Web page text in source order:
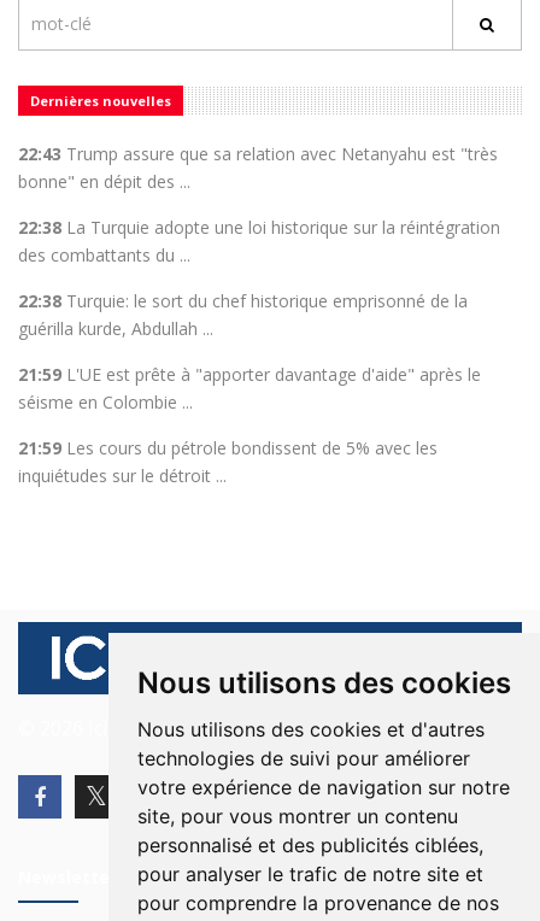
Nous utilisons des cookies
Nous utilisons des cookies et d'autres
technologies de suivi pour améliorer
votre expérience de navigation sur notre
site, pour vous montrer un contenu
personnalisé et des publicités ciblées,
pour analyser le trafic de notre site et
pour comprendre la provenance de nos
Dernières nouvelles
22:43 Trump assure que sa relation avec Netanyahu est "très
bonne" en dépit des ...
22:38 La Turquie adopte une loi historique sur la réintégration
des combattants du ...
22:38 Turquie: le sort du chef historique emprisonné de la
guérilla kurde, Abdullah ...
21:59 L'UE est prête à "apporter davantage d'aide" après le
séisme en Colombie ...
21:59 Les cours du pétrole bondissent de 5% avec les
inquiétudes sur le détroit ...
© 2026 Ici Beyrouth. Tous les droits sont réservés.